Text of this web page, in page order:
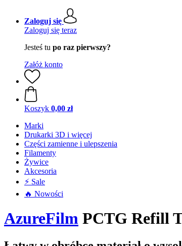
Zaloguj się
Zaloguj się teraz
Jesteś tu po raz pierwszy?
Załóż konto
Koszyk 0,00 zł
Marki
Drukarki 3D i więcej
Części zamienne i ulepszenia
Filamenty
Żywice
Akcesoria
⚡ Sale
🔥 Nowości
AzureFilm PCTG Refill